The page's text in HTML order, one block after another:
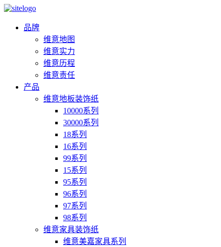
品牌
维意地图
维意实力
维意历程
维意责任
产品
维意地板装饰纸
10000系列
30000系列
18系列
16系列
99系列
15系列
95系列
96系列
97系列
98系列
维意家具装饰纸
维意美嘉家具系列